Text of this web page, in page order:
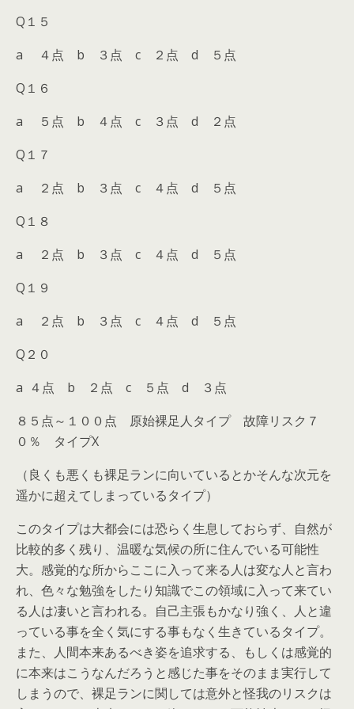
Q１５
a ４点 b ３点 c ２点 d ５点
Q１６
a ５点 b ４点 c ３点 d ２点
Q１７
a ２点 b ３点 c ４点 d ５点
Q１８
a ２点 b ３点 c ４点 d ５点
Q１９
a ２点 b ３点 c ４点 d ５点
Q２０
a ４点 b ２点 c ５点 d ３点
８５点～１００点 原始裸足人タイプ 故障リスク７
０％ タイプX
（良くも悪くも裸足ランに向いているとかそんな次元を
遥かに超えてしまっているタイプ）
このタイプは大都会には恐らく生息しておらず、自然が
比較的多く残り、温暖な気候の所に住んでいる可能性
大。感覚的な所からここに入って来る人は変な人と言わ
れ、色々な勉強をしたり知識でこの領域に入って来てい
る人は凄いと言われる。自己主張もかなり強く、人と違
っている事を全く気にする事もなく生きているタイプ。
また、人間本来あるべき姿を追求する、もしくは感覚的
に本来はこうなんだろうと感じた事をそのまま実行して
しまうので、裸足ランに関しては意外と怪我のリスクは